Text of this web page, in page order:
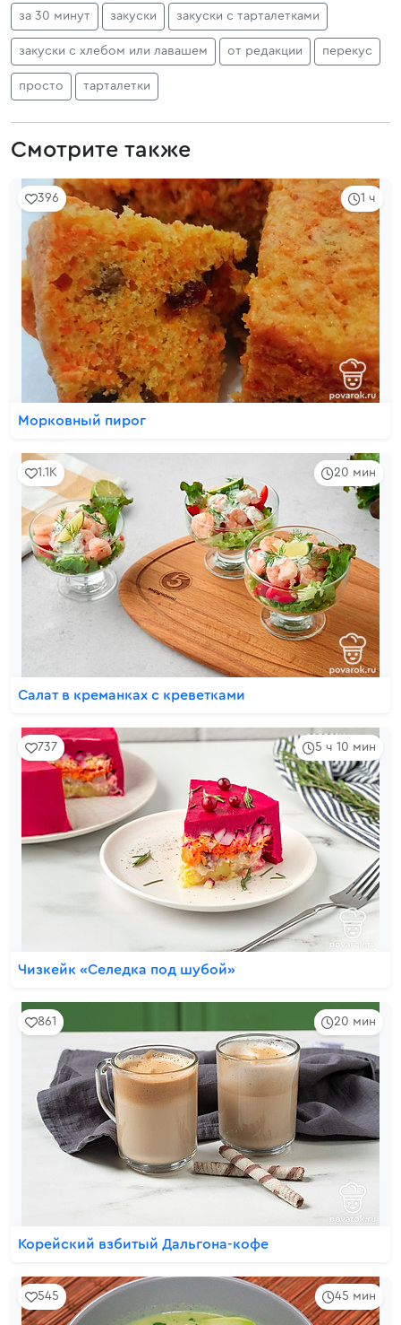
за 30 минут закуски закуски с тарталетками
закуски с хлебом или лавашем от редакции перекус
просто тарталетки
Смотрите также
1 ч
396
Морковный пирог
20 мин
1.1K
Салат в креманках с креветками
5 ч 10 мин
737
Чизкейк «Селедка под шубой»
20 мин
861
Корейский взбитый Дальгона-кофе
45 мин
545